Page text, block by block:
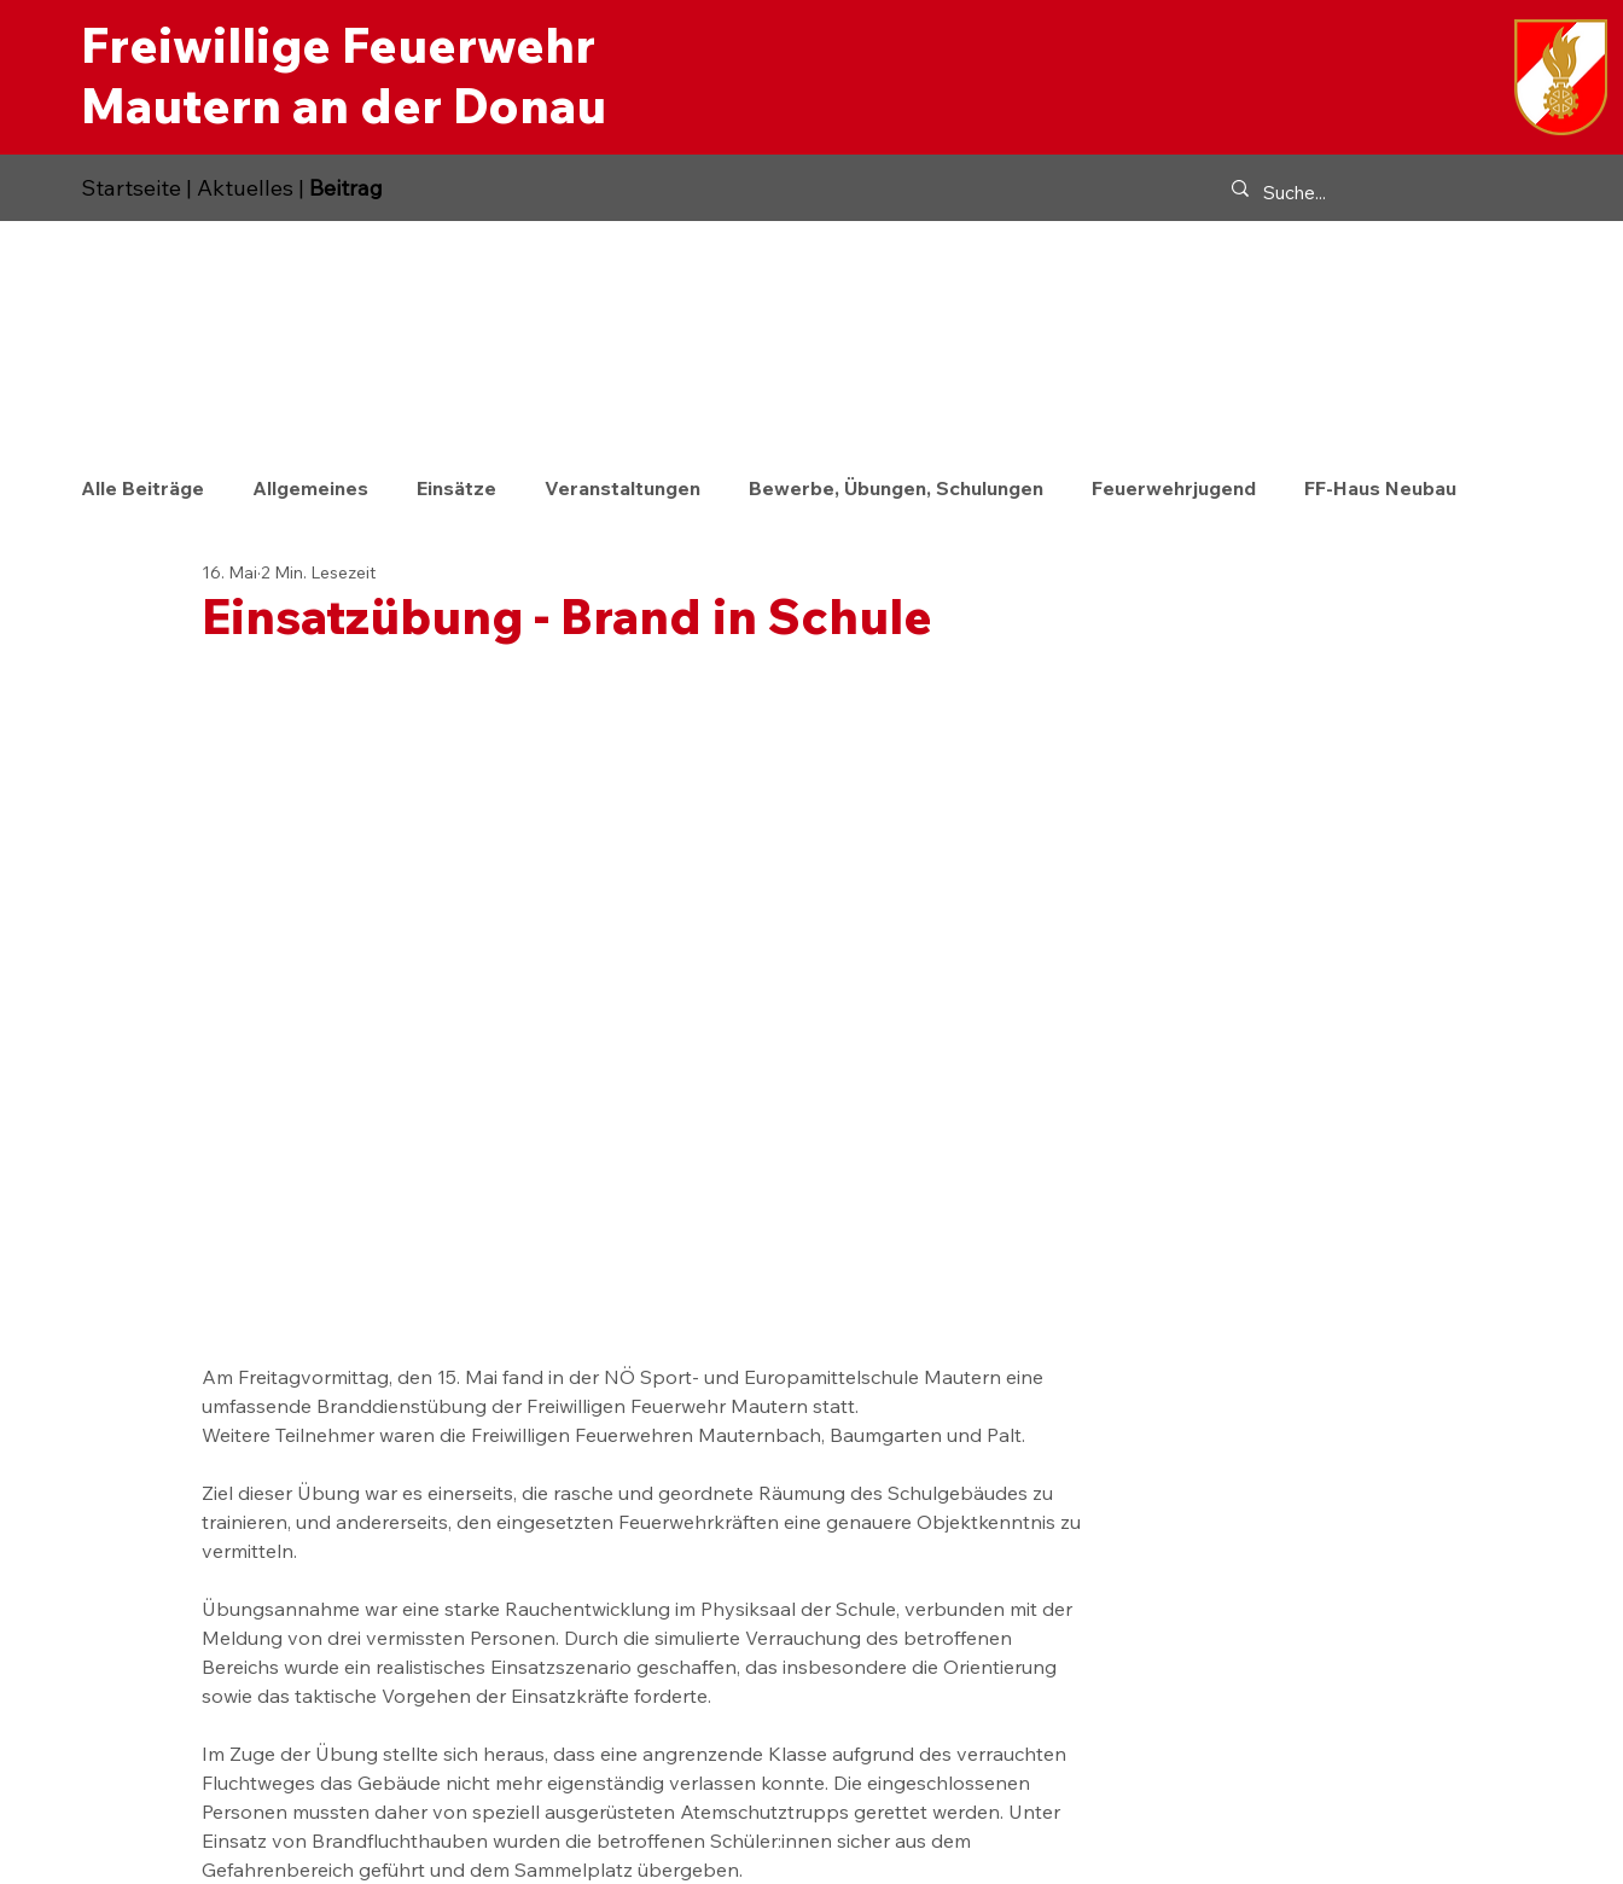
Freiwillige Feuerwehr
Mautern an der Donau
Alle Beiträge Allgemeines Einsätze Veranstaltungen Bewerbe, Übungen, Schulungen Feuerwehrjugend FF-Haus Neubau
Einsatzübung - Brand in Schule
16. Mai 2 Min. Lesezeit
Am Freitagvormittag, den 15. Mai fand in der NÖ Sport- und Europamittelschule Mautern eine
umfassende Branddienstübung der Freiwilligen Feuerwehr Mautern statt.
Weitere Teilnehmer waren die Freiwilligen Feuerwehren Mauternbach, Baumgarten und Palt.
Ziel dieser Übung war es einerseits, die rasche und geordnete Räumung des Schulgebäudes zu
trainieren, und andererseits, den eingesetzten Feuerwehrkräften eine genauere Objektkenntnis zu
vermitteln.
Übungsannahme war eine starke Rauchentwicklung im Physiksaal der Schule, verbunden mit der
Meldung von drei vermissten Personen. Durch die simulierte Verrauchung des betroffenen
Bereichs wurde ein realistisches Einsatzszenario geschaffen, das insbesondere die Orientierung
sowie das taktische Vorgehen der Einsatzkräfte forderte.
Im Zuge der Übung stellte sich heraus, dass eine angrenzende Klasse aufgrund des verrauchten
Fluchtweges das Gebäude nicht mehr eigenständig verlassen konnte. Die eingeschlossenen
Personen mussten daher von speziell ausgerüsteten Atemschutztrupps gerettet werden. Unter
Einsatz von Brandfluchthauben wurden die betroffenen Schüler:innen sicher aus dem
Gefahrenbereich geführt und dem Sammelplatz übergeben.
Startseite | Aktuelles | Beitrag